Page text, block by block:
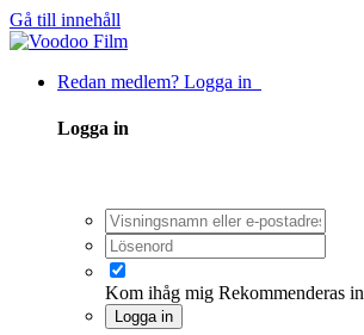
Gå till innehåll
Redan medlem? Logga in
Logga in
Kom ihåg mig Rekommenderas
Logga in